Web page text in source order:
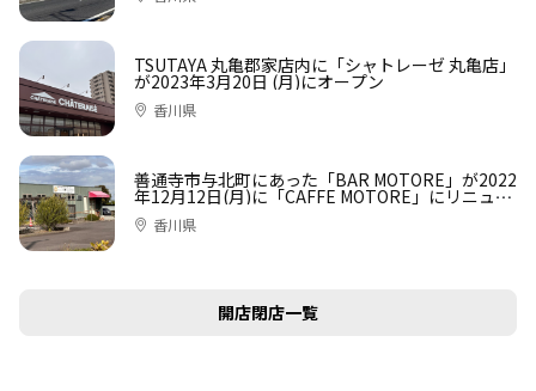
TSUTAYA 丸亀郡家店内に「シャトレーゼ 丸亀店」
が2023年3月20日 (月)にオープン
香川県
善通寺市与北町にあった「BAR MOTORE」が2022
年12月12日(月)に「CAFFE MOTORE」にリニュー
アルオープン
香川県
開店閉店一覧